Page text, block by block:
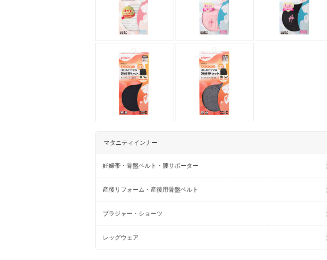
マタニティインナー
妊婦帯・骨盤ベルト・腰サポーター
産後リフォーム・産後用骨盤ベルト
ブラジャー・ショーツ
レッグウェア